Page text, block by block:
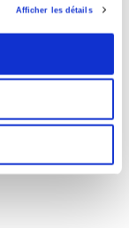
Afficher les détails